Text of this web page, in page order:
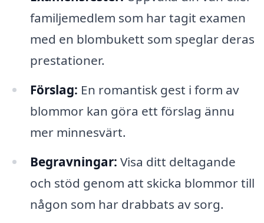
familjemedlem som har tagit examen
med en blombukett som speglar deras
prestationer.
Förslag: En romantisk gest i form av
blommor kan göra ett förslag ännu
mer minnesvärt.
Begravningar: Visa ditt deltagande
och stöd genom att skicka blommor till
någon som har drabbats av sorg.